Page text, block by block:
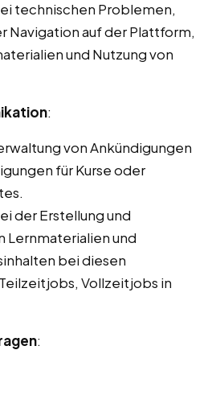
technischen Problemen,
Navigation auf der Plattform,
und Nutzung von
:
von Ankündigungen
für Kurse oder
der Erstellung und
Lernmaterialien und
bei diesen
Vollzeitjobs in
: